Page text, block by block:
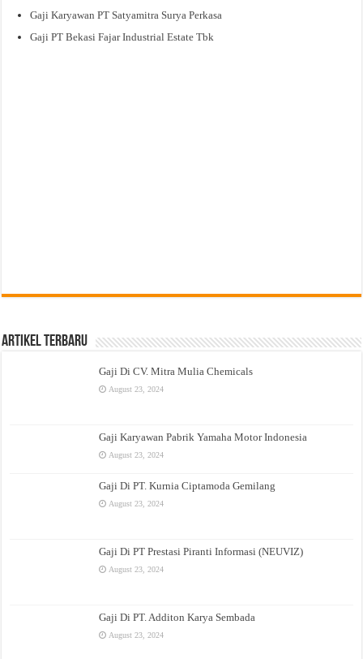
Gaji Karyawan PT Satyamitra Surya Perkasa
Gaji PT Bekasi Fajar Industrial Estate Tbk
Artikel Terbaru
Gaji Di CV. Mitra Mulia Chemicals
August 23, 2024
Gaji Karyawan Pabrik Yamaha Motor Indonesia
August 23, 2024
Gaji Di PT. Kurnia Ciptamoda Gemilang
August 23, 2024
Gaji Di PT Prestasi Piranti Informasi (NEUVIZ)
August 23, 2024
Gaji Di PT. Additon Karya Sembada
August 23, 2024